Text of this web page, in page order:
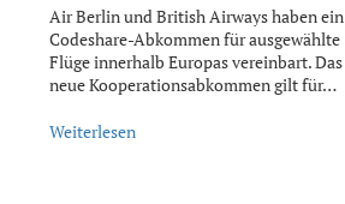
Air Berlin und British Airways haben ein
Codeshare-Abkommen für ausgewählte
Flüge innerhalb Europas vereinbart. Das
neue Kooperationsabkommen gilt für…
Weiterlesen